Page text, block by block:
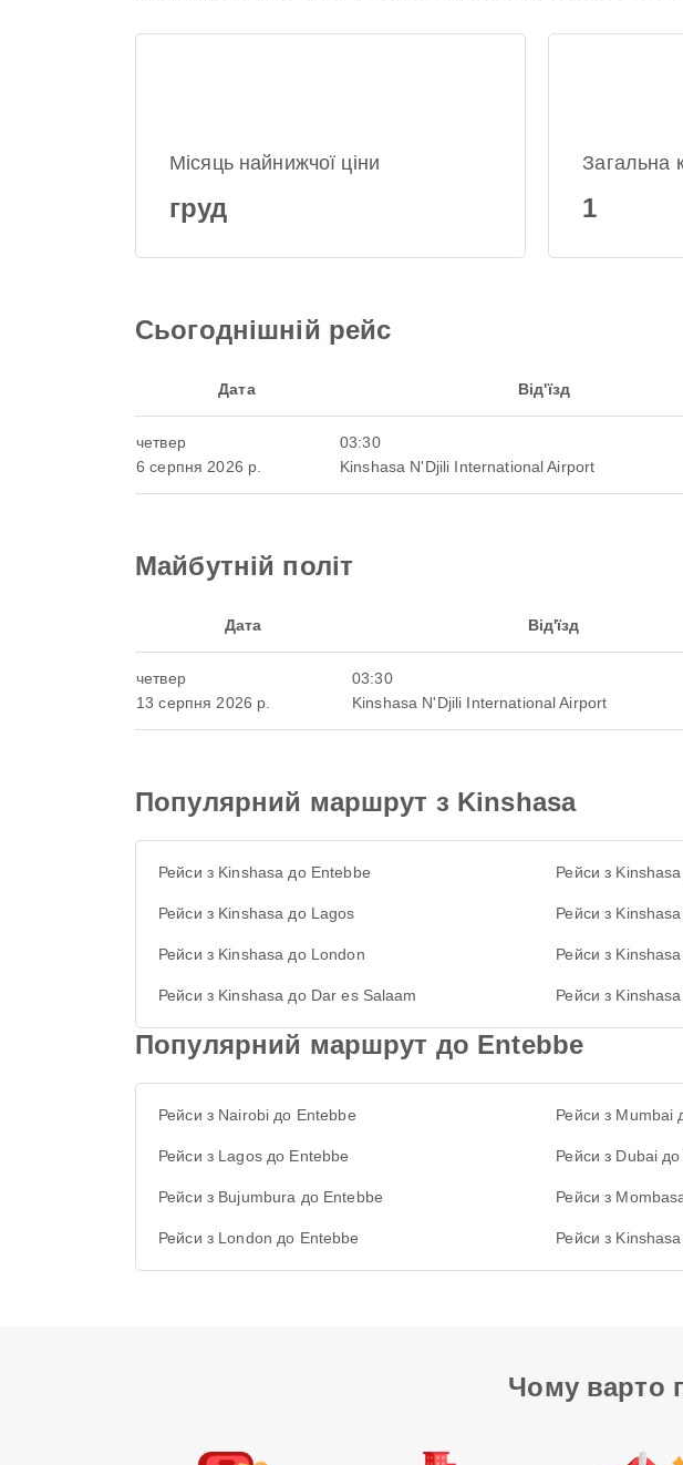
Місяць найнижчої ціни
груд
Загальна
1
Сьогоднішній рейс
Дата Від'їзд
четвер
6 серпня 2026 р.
03:30
Kinshasa N'Djili International Airport
Майбутній політ
Дата Від'їзд
четвер
13 серпня 2026 р.
03:30
Kinshasa N'Djili International Airport
Популярний маршрут з Kinshasa
Рейси з Kinshasa до Entebbe Рейси з
Рейси з Kinshasa до Lagos Рейси з
Рейси з Kinshasa до London Рейси з
Рейси з Kinshasa до Dar es Salaam Рейси з
Популярний маршрут до Entebbe
Рейси з Nairobi до Entebbe Рейси з Mumbai
Рейси з Lagos до Entebbe Рейси з Dubai
Рейси з Bujumbura до Entebbe Рейси з
Рейси з London до Entebbe Рейси з
Чому варто